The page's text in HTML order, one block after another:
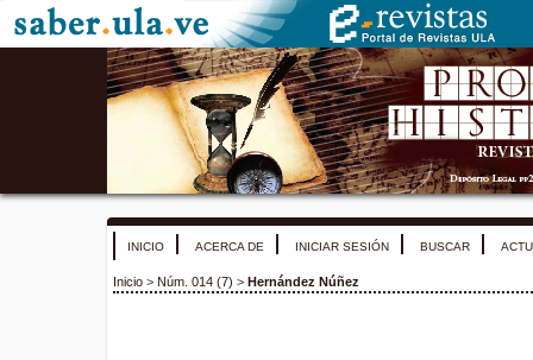
INICIO ACERCA DE INICIAR SESIÓN BUSCAR
Inicio > Núm. 014 (7) > Hernández Núñez